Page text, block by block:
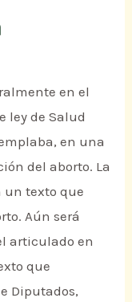
en el
ley de Salud
en una
del aborto. La
un texto que
Aún será
articulado en
que
Diputados,